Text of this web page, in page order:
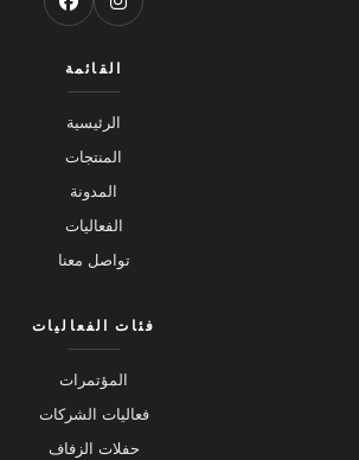
القائمة
الرئيسية
المنتجات
المدونة
الفعاليات
تواصل معنا
فئات الفعاليات
المؤتمرات
فعاليات الشركات
حفلات الزفاف